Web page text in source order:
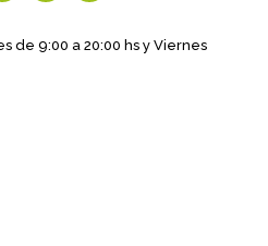
de 9:00 a 20:00 hs y Viernes